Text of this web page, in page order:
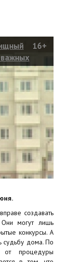
важных
16+
создавать
могут лишь
конкурсы. А
судьбу дома. По
от процедуры